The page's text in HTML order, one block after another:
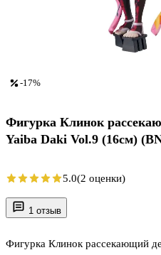
1 отзыв
Фигурка Клинок рассекающий
-17%
Фигурка Клинок
Yaiba Daki Vol.9 (16cм)
5.0(2 оценки)